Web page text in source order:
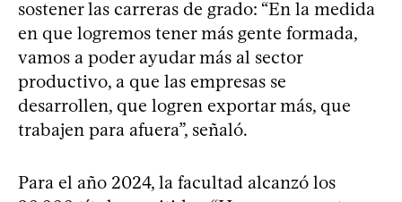
sostener las carreras de grado: “En la medida
en que logremos tener más gente formada,
vamos a poder ayudar más al sector
productivo, a que las empresas se
desarrollen, que logren exportar más, que
trabajen para afuera”, señaló.
Para el año 2024, la facultad alcanzó los